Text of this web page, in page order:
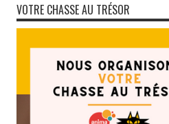
VOTRE CHASSE AU TRÉSOR